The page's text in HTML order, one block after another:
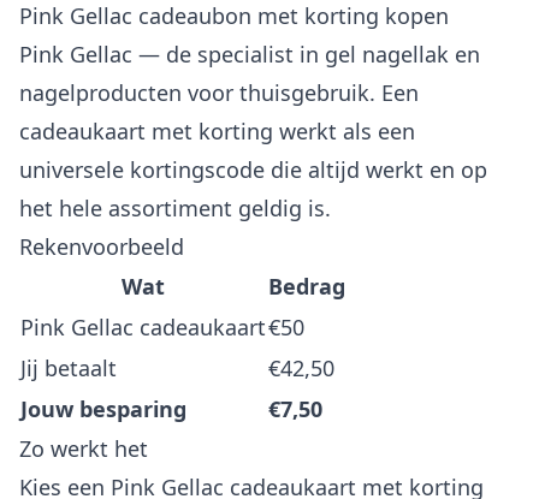
Pink Gellac cadeaubon met korting kopen
Pink Gellac — de specialist in gel nagellak en
nagelproducten voor thuisgebruik. Een
cadeaukaart met korting werkt als een
universele kortingscode die altijd werkt en op
het hele assortiment geldig is.
Rekenvoorbeeld
Wat
Bedrag
Pink Gellac cadeaukaart€50
Jij betaalt
€42,50
Jouw besparing
€7,50
Zo werkt het
Kies een Pink Gellac cadeaukaart met korting